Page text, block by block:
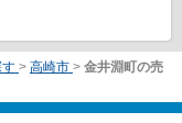
> 高崎市 > 金井淵町の売